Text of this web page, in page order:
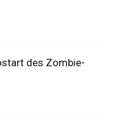
des Zombie-